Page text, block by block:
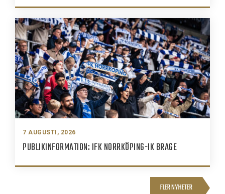
7 AUGUSTI, 2026
PUBLIKINFORMATION: IFK NORRKÖPING-IK BRAGE
FLER NYHETER